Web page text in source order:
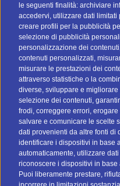
le seguenti finalità: archiviare
accedervi, utilizzare dati
creare profili per la pubblicità
selezione di pubblicità
personalizzazione dei
contenuti personalizzati,
misurare le prestazioni dei
attraverso statistiche o la
diverse, sviluppare e
selezione dei contenuti,
frodi, correggere errori,
salvare e comunicare le scelte
dati provenienti da altre fonti di
identificare i dispositivi in base
automaticamente, utilizzare
riconoscere i dispositivi in
Puoi liberamente prestare,
Metodi
I
Vai a